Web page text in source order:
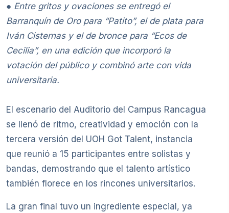
● Entre gritos y ovaciones se entregó el
Barranquín de Oro para “Patito”, el de plata para
Iván Cisternas y el de bronce para “Ecos de
Cecilia”, en una edición que incorporó la
votación del público y combinó arte con vida
universitaria.
El escenario del Auditorio del Campus Rancagua
se llenó de ritmo, creatividad y emoción con la
tercera versión del UOH Got Talent, instancia
que reunió a 15 participantes entre solistas y
bandas, demostrando que el talento artístico
también florece en los rincones universitarios.
La gran final tuvo un ingrediente especial, ya